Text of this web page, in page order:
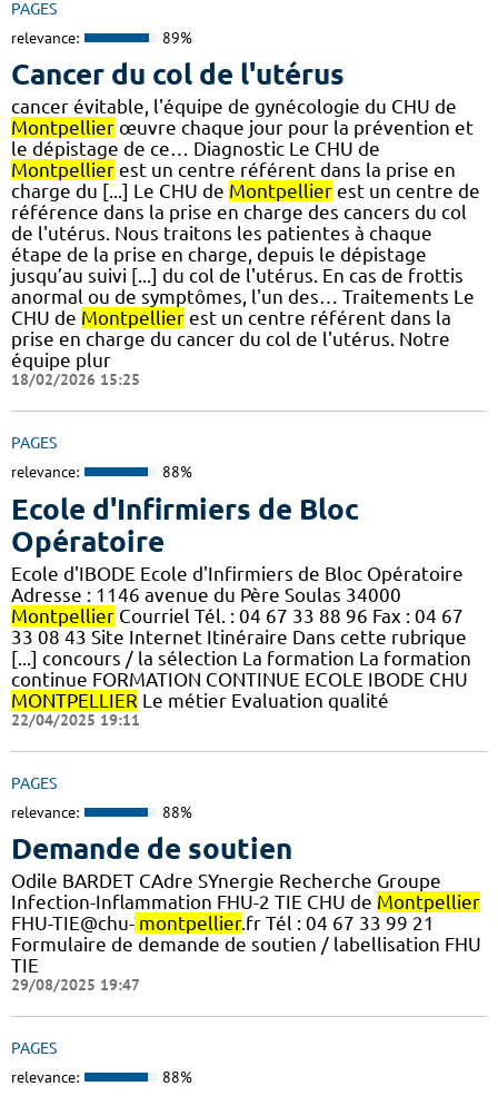
PAGES
relevance: 89%
Cancer du col de l'utérus
cancer évitable, l'équipe de gynécologie du CHU de
Montpellier œuvre chaque jour pour la prévention et
le dépistage de ce… Diagnostic Le CHU de
Montpellier est un centre référent dans la prise en
charge du [...] Le CHU de Montpellier est un centre de
référence dans la prise en charge des cancers du col
de l'utérus. Nous traitons les patientes à chaque
étape de la prise en charge, depuis le dépistage
jusqu’au suivi [...] du col de l'utérus. En cas de frottis
anormal ou de symptômes, l'un des… Traitements Le
CHU de Montpellier est un centre référent dans la
prise en charge du cancer du col de l'utérus. Notre
équipe plur
18/02/2026 15:25
PAGES
relevance: 88%
Ecole d'Infirmiers de Bloc
Opératoire
Ecole d'IBODE Ecole d'Infirmiers de Bloc Opératoire
Adresse : 1146 avenue du Père Soulas 34000
Montpellier Courriel Tél. : 04 67 33 88 96 Fax : 04 67
33 08 43 Site Internet Itinéraire Dans cette rubrique
[...] concours / la sélection La formation La formation
continue FORMATION CONTINUE ECOLE IBODE CHU
MONTPELLIER Le métier Evaluation qualité
22/04/2025 19:11
PAGES
relevance: 88%
Demande de soutien
Odile BARDET CAdre SYnergie Recherche Groupe
Infection-Inflammation FHU-2 TIE CHU de Montpellier
FHU-TIE@chu- montpellier.fr Tél : 04 67 33 99 21
Formulaire de demande de soutien / labellisation FHU
TIE
29/08/2025 19:47
PAGES
relevance: 88%